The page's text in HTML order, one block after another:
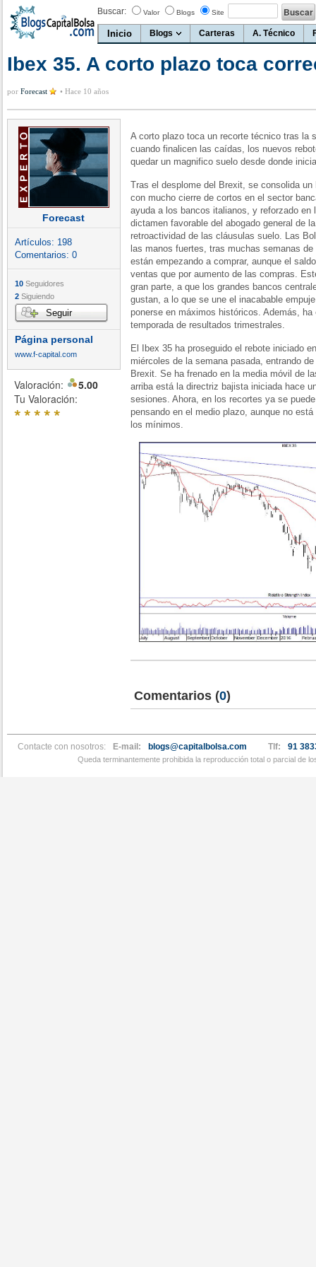
Buscar: Valor Blogs Site
Inicio Blogs Carteras A. Técnico
Ibex 35. A corto plazo toca
por Forecast • Hace 10 años
Forecast
Artículos: 198
Comentarios: 0
10 Seguidores
2 Siguiendo
Seguir
Página personal
www.f-capital.com
Valoración:
5.00
Tu Valoración:
*****
A corto plazo toca un recorte técnico tras la
cuando finalicen las caídas, los nuevos
quedar un magnifico suelo desde donde
Tras el desplome del Brexit, se consolida
con mucho cierre de cortos en el sector
ayuda a los bancos italianos, y reforzado en
dictamen favorable del abogado general de
retroactividad de las cláusulas suelo. Las
las manos fuertes, tras muchas semanas
están empezando a comprar, aunque el
ventas que por aumento de las compras.
gran parte, a que los grandes bancos
gustan, a lo que se une el inacabable
ponerse en máximos históricos. Además,
temporada de resultados trimestrales.
El Ibex 35 ha proseguido el rebote iniciado
miércoles de la semana pasada, entrando
Brexit. Se ha frenado en la media móvil de
arriba está la directriz bajista iniciada hace
sesiones. Ahora, en los recortes ya se
pensando en el medio plazo, aunque no
los mínimos.
Comentarios (0)
Contacte con nosotros: E-mail: blogs@capitalbolsa.com Tlf: 91
Queda terminantemente prohibida la reproducción total o parcial de